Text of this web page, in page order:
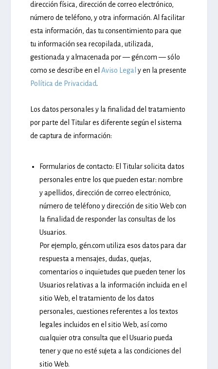
dirección física, dirección de correo electrónico,
número de teléfono, y otra información. Al facilitar
esta información, das tu consentimiento para que
tu información sea recopilada, utilizada,
gestionada y almacenada por — gén.com — sólo
como se describe en elAviso Legal y en la presente
Política de Privacidad.
Los datos personales y la finalidad del tratamiento
por parte del Titular es diferente según el sistema
de captura de información:
Formularios de contacto: El Titular solicita datos
personales entre los que pueden estar: nombre
y apellidos, dirección de correo electrónico,
número de teléfono y dirección de sitio Web con
la finalidad de responder las consultas de los
Usuarios.
Por ejemplo, gén.com utiliza esos datos para dar
respuesta a mensajes, dudas, quejas,
comentarios o inquietudes que pueden tener los
Usuarios relativas a la información incluida en el
sitio Web, el tratamiento de los datos
personales, cuestiones referentes a los textos
legales incluidos en el sitio Web, así como
cualquier otra consulta que el Usuario pueda
tener y que no esté sujeta a las condiciones del
sitio Web.